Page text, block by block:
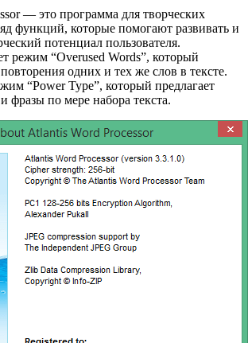
— это программа для творческих
функций, которые помогают развивать и
потенциал пользователя.
режим “Overused Words”, который
одних и тех же слов в тексте.
“Power Type”, который предлагает
фразы по мере набора текста.